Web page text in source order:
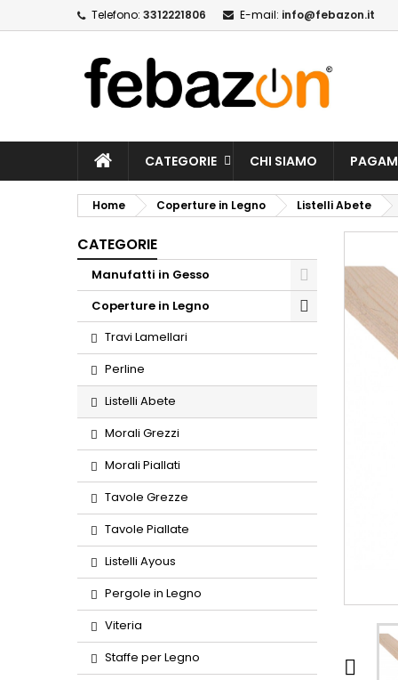
Telefono: 3312221806 E-mail: info@febazon.it
CATEGORIE CHI SIAMO
Home Coperture in Legno Listelli Abete
CATEGORIE
Manufatti in Gesso
Coperture in Legno
Travi Lamellari
Perline
Listelli Abete
Morali Grezzi
Morali Piallati
Tavole Grezze
Tavole Piallate
Listelli Ayous
Pergole in Legno
Viteria
Staffe per Legno
